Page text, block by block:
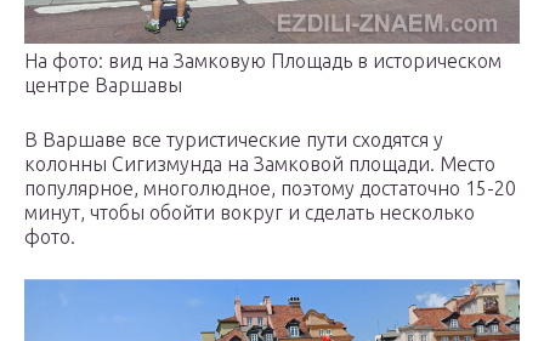
На фото: вид на Замковую Площадь в историческом
центре Варшавы
В Варшаве все туристические пути сходятся у
колонны Сигизмунда на Замковой площади. Место
популярное, многолюдное, поэтому достаточно 15-20
минут, чтобы обойти вокруг и сделать несколько
фото.